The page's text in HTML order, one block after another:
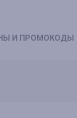
И ПРОМОКОДЫ